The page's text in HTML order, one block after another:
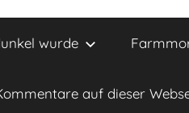
wurde
auf dieser